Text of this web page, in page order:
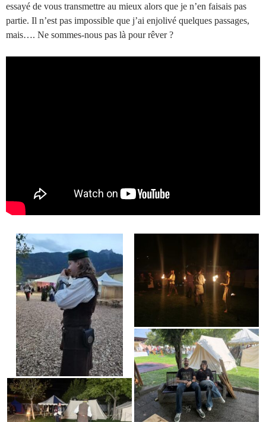
essayé de vous transmettre au mieux alors que je n’en faisais pas
partie. Il n’est pas impossible que j’ai enjolivé quelques passages,
mais…. Ne sommes-nous pas là pour rêver ?